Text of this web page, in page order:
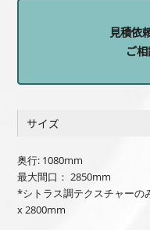
見積依
ご
サイズ
奥行: 1080mm
最大間口： 2850mm
*シトラス調テクスチャーの
x 2800mm